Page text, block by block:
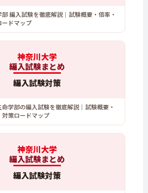
編入試験を徹底解説｜試験概要・倍率・
ードマップ
神奈川大学
編入試験まとめ
編入試験対策
学部の編入試験を徹底解説｜試験概要・
策ロードマップ
神奈川大学
編入試験まとめ
編入試験対策